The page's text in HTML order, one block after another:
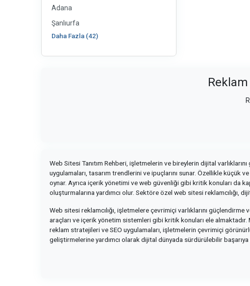
Adana
Şanlıurfa
Daha Fazla (42)
Web Sitesi Tanıtım Rehberi, işletmelerin ve bireylerin dijital
uygulamaları, tasarım trendlerini ve ipuçlarını sunar. Özellikle
oynar. Ayrıca içerik yönetimi ve web güvenliği gibi kritik konuları da
oluşturmalarına yardımcı olur. Sektöre özel web sitesi reklamcılığı,
Web sitesi reklamcılığı, işletmelere çevrimiçi varlıklarını
araçları ve içerik yönetim sistemleri gibi kritik konuları ele
reklam stratejileri ve SEO uygulamaları, işletmelerin çevrimiçi
geliştirmelerine yardımcı olarak dijital dünyada sürdürülebilir başarıya